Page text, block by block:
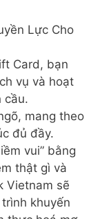
Lực Cho
Card, bạn
vụ và hoạt
cầu.
mang theo
đủ đầy.
vui” bằng
thật gì và
Vietnam sẽ
khuyến